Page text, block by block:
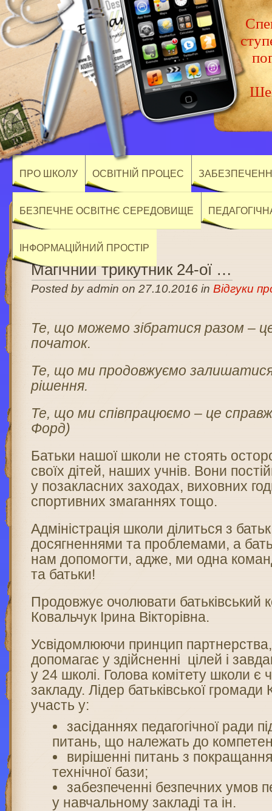
ПРО ШКОЛУ ОСВІТНІЙ ПРОЦЕС
БЕЗПЕЧНЕ ОСВІТНЄ СЕРЕДОВИЩЕ
ІНФОРМАЦІЙНИЙ ПРОСТІР
Магічний трикутник 24-ої …
Posted by admin on 27.10.2016 inВідгуки
Те, що можемо зібратися разом –
початок.
Те, що ми продовжуємо
рішення.
Те, що ми співпрацюємо – це
Форд)
Батьки нашої школи не стоять
своїх дітей, наших учнів. Вони
у позакласних заходах, виховних
спортивних змаганнях тощо.
Адміністрація школи ділиться з
досягненнями та проблемами, а
нам допомогти, адже, ми одна
та батьки!
Продовжує очолювати батьківський
Ковальчук Ірина Вікторівна.
Усвідомлюючи принцип партнерства,
допомагає у здійсненні цілей і
у 24 школі. Голова комітету школи є
закладу. Лідер батьківської
участь у:
засіданнях педагогічної ради
питань, що належать до
вирішенні питань з
технічної бази;
забезпеченні безпечних умов
у навчальному закладі та ін.